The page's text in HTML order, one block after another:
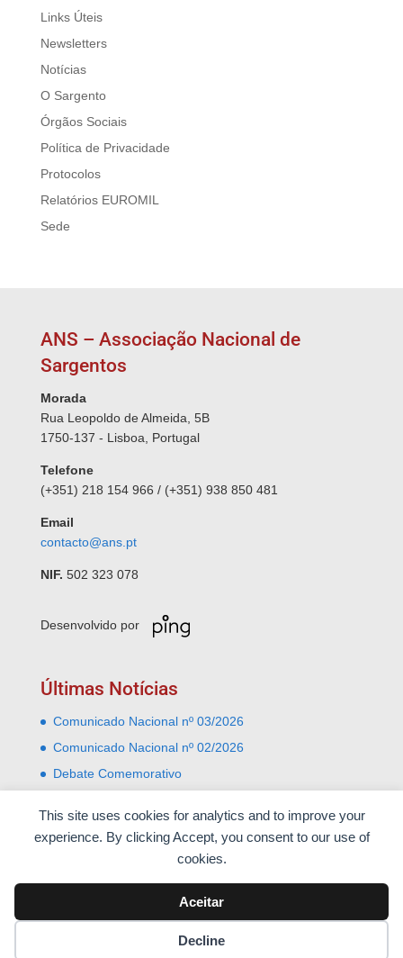
This site uses cookies for analytics and to improve your
experience. By clicking Accept, you consent to our use of
cookies.
Aceitar
Decline
Links Úteis
Newsletters
Notícias
O Sargento
Órgãos Sociais
Política de Privacidade
Protocolos
Relatórios EUROMIL
Sede
ANS – Associação Nacional de
Sargentos
Morada
Rua Leopoldo de Almeida, 5B
1750-137 - Lisboa, Portugal
Telefone
(+351) 218 154 966 / (+351) 938 850 481
Email
contacto@ans.pt
NIF. 502 323 078
Desenvolvido por
Últimas Notícias
Comunicado Nacional nº 03/2026
Comunicado Nacional nº 02/2026
Debate Comemorativo
Almoço comemorativo do 52º aniversário do 25 de
Abril